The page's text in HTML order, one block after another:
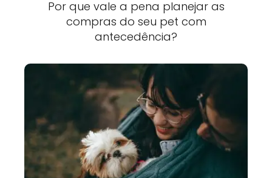
Por que vale a pena planejar as
compras do seu pet com
antecedência?